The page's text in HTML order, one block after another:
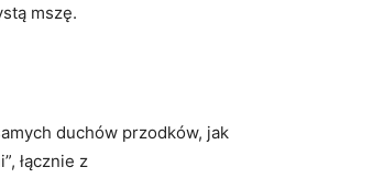
mszę.
duchów przodków, jak
łącznie z